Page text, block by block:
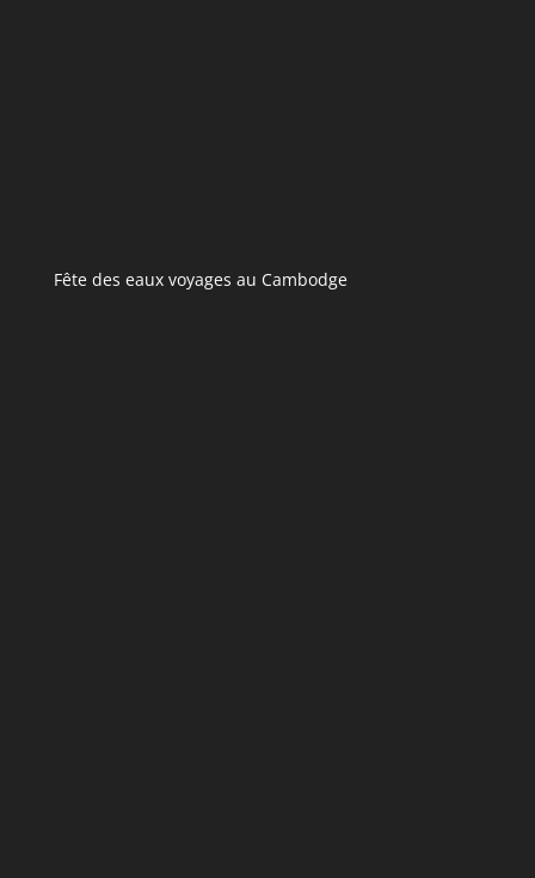
Fête des eaux voyages au Cambodge